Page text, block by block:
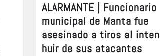
ALARMANTE | Funcionario
municipal de Manta fue
asesinado a tiros al
huir de sus atacantes